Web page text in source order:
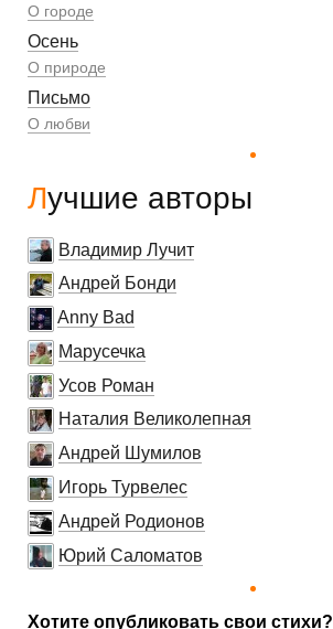
О городе
Осень
О природе
Письмо
О любви
Лучшие авторы
Владимир Лучит
Андрей Бонди
Anny Bad
Марусечка
Усов Роман
Наталия Великолепная
Андрей Шумилов
Игорь Турвелес
Андрей Родионов
Юрий Саломатов
Хотите опубликовать свои стихи?